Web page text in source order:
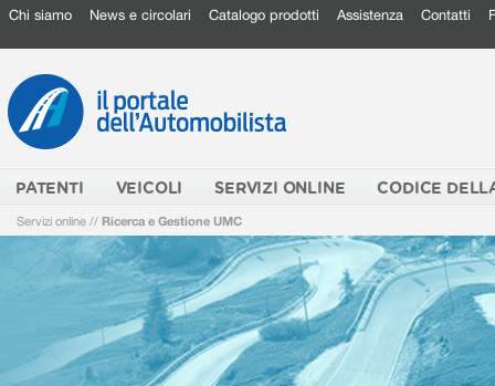
Chi siamo News e circolari Catalogo prodotti Assistenza Contatti
PATENTI VEICOLI SERVIZI ONLINE CODICE
Servizi online // Ricerca e Gestione UMC